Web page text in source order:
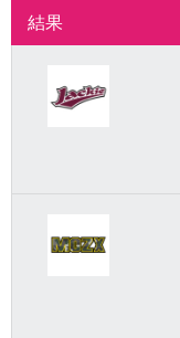
結果